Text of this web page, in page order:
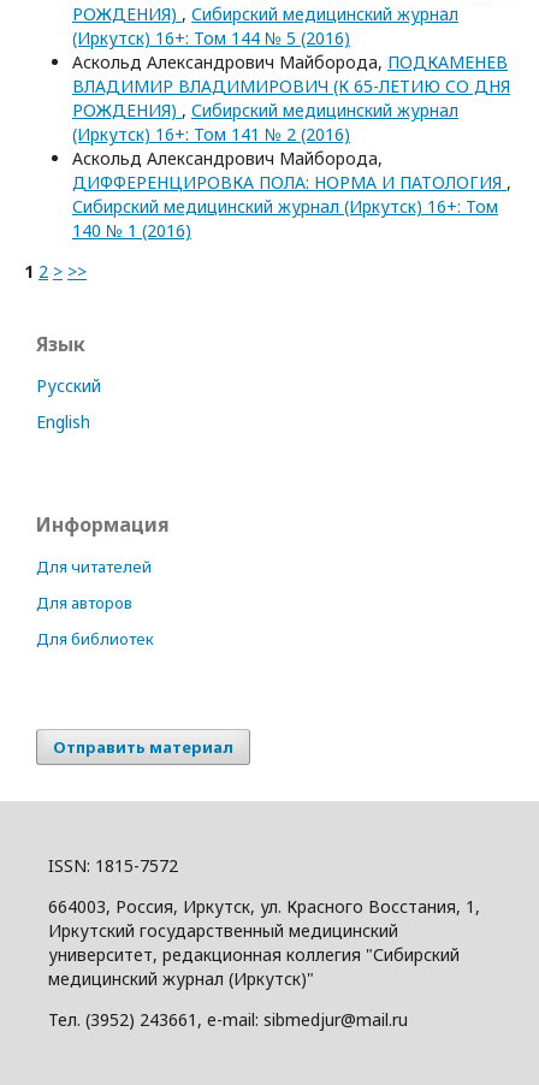
РОЖДЕНИЯ) , Сибирский медицинский журнал
(Иркутск) 16+: Том 144 № 5 (2016)
Аскольд Александрович Майборода, ПОДКАМЕНЕВ
ВЛАДИМИР ВЛАДИМИРОВИЧ (К 65-ЛЕТИЮ СО ДНЯ
РОЖДЕНИЯ) , Сибирский медицинский журнал
(Иркутск) 16+: Том 141 № 2 (2016)
Аскольд Александрович Майборода,
ДИФФЕРЕНЦИРОВКА ПОЛА: НОРМА И ПАТОЛОГИЯ ,
Сибирский медицинский журнал (Иркутск) 16+: Том
140 № 1 (2016)
1 2 > >>
Язык
Русский
English
Информация
Для читателей
Для авторов
Для библиотек
Отправить материал
ISSN: 1815-7572
664003, Россия, Иркутск, ул. Красного Восстания, 1,
Иркутский государственный медицинский
университет, редакционная коллегия "Сибирский
медицинский журнал (Иркутск)"
Тел. (3952) 243661, e-mail: sibmedjur@mail.ru